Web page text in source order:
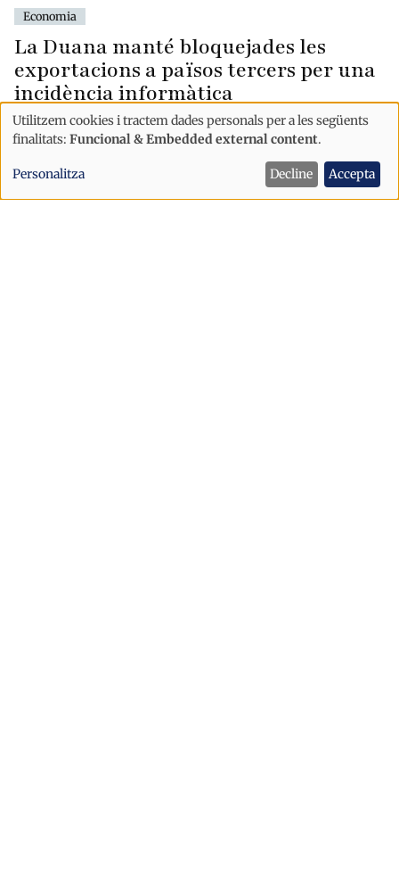
Economia
La Duana manté bloquejades les
exportacions a països tercers per una
incidència informàtica
Ús
de
dades
Utilitzem cookies i tractem dades personals per a les següents
finalitats: Funcional & Embedded external content.
Personalitza Decline Accepta